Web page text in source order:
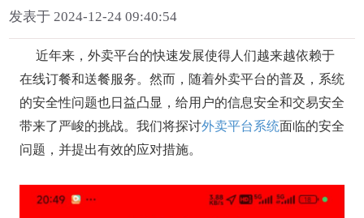
发表于 2024-12-24 09:40:54
近年来，外卖平台的快速发展使得人们越来越依赖于
在线订餐和送餐服务。然而，随着外卖平台的普及，系统
的安全性问题也日益凸显，给用户的信息安全和交易安全
带来了严峻的挑战。我们将探讨外卖平台系统面临的安全
问题，并提出有效的应对措施。